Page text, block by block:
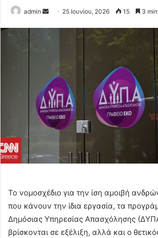
admin
Send
email
25 Ιουνίου, 2026 15 3
Το νομοσχέδιο για την ίση αμοιβή
που κάνουν την ίδια εργασία, τα
Δημόσιας Υπηρεσίας Απασχόλησης
βρίσκονται σε εξέλιξη, αλλά και ο